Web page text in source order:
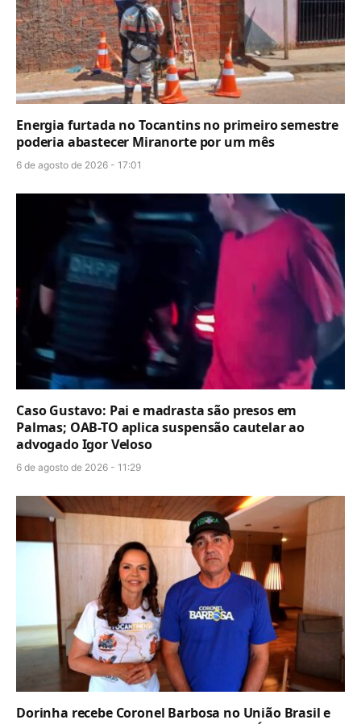
Energia furtada no Tocantins no primeiro semestre
poderia abastecer Miranorte por um mês
6 de agosto de 2026 - 17:01
Caso Gustavo: Pai e madrasta são presos em
Palmas; OAB-TO aplica suspensão cautelar ao
advogado Igor Veloso
6 de agosto de 2026 - 11:29
Dorinha recebe Coronel Barbosa no União Brasil e